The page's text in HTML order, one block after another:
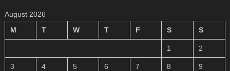
August 2026
M
T W T F S S
1 2
3 4 5 6 7 8 9